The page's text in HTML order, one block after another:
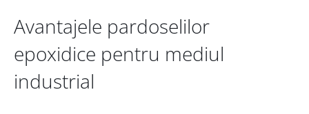
Avantajele pardoselilor
epoxidice pentru mediul
industrial